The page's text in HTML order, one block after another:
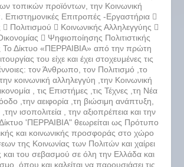
τοπικών προϊόντων, την Κοινωνική
Επιστημονικές Επιτροπές -Εργαστήρια 
 Πολιτισμού  Κοινωνικής Αλληλεγγύης 
 Ψηφιοποίησης Πολιτιστικής
Το Δίκτυο «ΠΕΡΡΑΙΒΙΑ» από την πρώτη
του είχε και έχει στοχευμένες τις
τον Άνθρωπο, τον Πολιτισμό ,το
κοινωνική αλληλεγγύη ,την Κοινωνική
, τις Επιστήμες ,τις Τέχνες ,τη Νέα
,την αειφορία ,τη βιώσιμη ανάπτυξη,
ισοπολιτεία , την αξιοπρέπεια και την
'ΠΕΡΡΑΙΒΙΑ" θεωρείται ως Πρότυπο
και κοινωνικής προσφοράς στο χώρο
της Κοινωνίας των Πολιτών και χαίρει
και του σεβασμού σε όλη την Ελλάδα και
,όπου και καλείται να παρουσιάσει τις